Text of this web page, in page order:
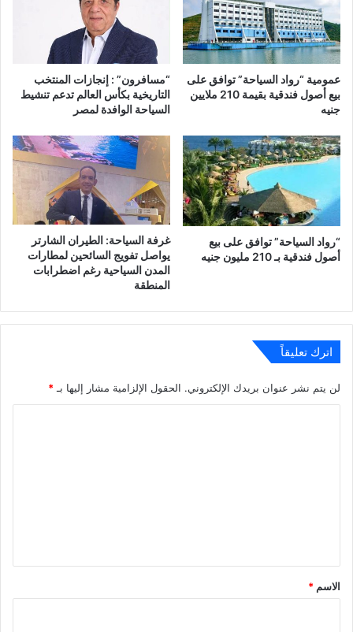
عمومية “رواد السياحة” توافق على
بيع أصول فندقية بقيمة 210 ملايين
جنيه
“مسافرون” : إنجازات المنتخب
التاريخية بكأس العالم تدعم تنشيط
السياحة الوافدة لمصر
“رواد السياحة” توافق على بيع
أصول فندقية بـ 210 مليون جنيه
غرفة السياحة: الطيران الشارتر
يواصل تفويج السائحين لمطارات
المدن السياحية رغم اضطرابات
المنطقة
اترك تعليقاً
لن يتم نشر عنوان بريدك الإلكتروني. الحقول الإلزامية مشار إليها بـ*
*
الاسم *